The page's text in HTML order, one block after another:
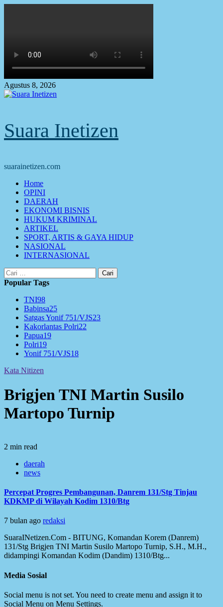
Agustus 8, 2026
Suara Inetizen
suarainetizen.com
Primary
Menu
Home
OPINI
DAERAH
EKONOMI BISNIS
HUKUM KRIMINAL
ARTIKEL
SPORT, ARTIS & GAYA HIDUP
NASIONAL
INTERNASIONAL
Cari
untuk:
Popular Tags
TNI98
Babinsa25
Satgas Yonif 751/VJS23
Kakorlantas Polri22
Papua19
Polri19
Yonif 751/VJS18
Kata Nitizen
Brigjen TNI Martin Susilo
Martopo Turnip
2 min read
daerah
news
Percepat Progres Pembangunan, Danrem 131/Stg Tinjau
KDKMP di Wilayah Kodim 1310/Btg
7 bulan ago redaksi
SuaraINetizen.Com - BITUNG, Komandan Korem (Danrem)
131/Stg Brigjen TNI Martin Susilo Martopo Turnip, S.H., M.H.,
didampingi Komandan Kodim (Dandim) 1310/Btg...
Media Sosial
Social menu is not set. You need to create menu and assign it to
Social Menu on Menu Settings.